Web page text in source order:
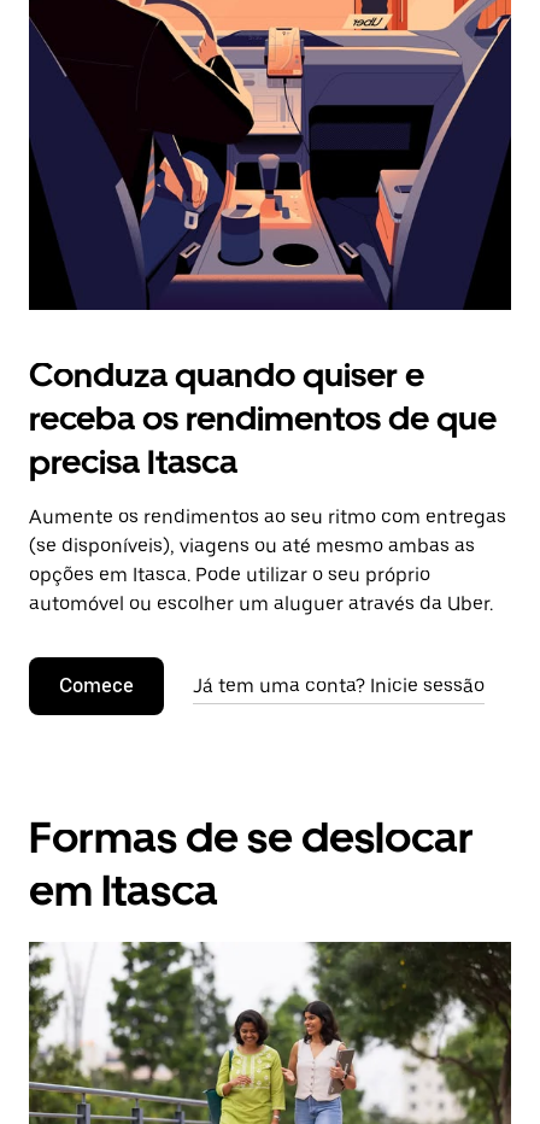
Prima
o
botão
o
calendário.
Conduza quando quiser e
receba os rendimentos de que
precisa Itasca
Aumente os rendimentos ao seu ritmo com entregas
(se disponíveis), viagens ou até mesmo ambas as
opções em Itasca. Pode utilizar o seu próprio
automóvel ou escolher um aluguer através da Uber.
Comece Já tem uma conta? Inicie sessão
Formas de se deslocar
em Itasca